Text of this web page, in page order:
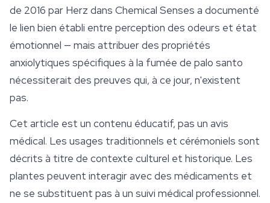
de 2016 par Herz dans Chemical Senses a documenté
le lien bien établi entre perception des odeurs et état
émotionnel — mais attribuer des propriétés
anxiolytiques spécifiques à la fumée de palo santo
nécessiterait des preuves qui, à ce jour, n'existent
pas.
Cet article est un contenu éducatif, pas un avis
médical. Les usages traditionnels et cérémoniels sont
décrits à titre de contexte culturel et historique. Les
plantes peuvent interagir avec des médicaments et
ne se substituent pas à un suivi médical professionnel.